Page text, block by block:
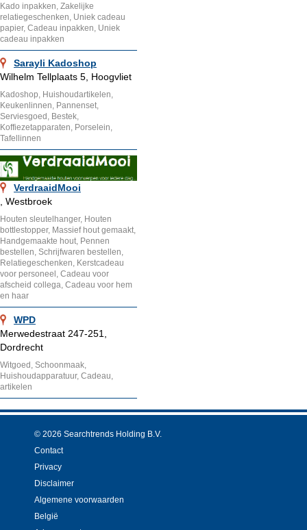
Kado inpakken, Zakelijke
relatiegeschenken, Uniek cadeau
papier, Cadeau inpakken, Uniek
cadeau inpakken
Sarayli Kadoshop
Wilhelm Tellplaats 5, Hoogvliet
Kadoshop, Huishoudartikelen,
Keukenlinnen, Pannenset,
Serviesgoed, Bestek,
Koffiezetapparaten, Porselein,
Tafellinnen
VerdraaidMooi
, Westbroek
Houten sleutelhanger, Houten
bottlestopper, Massief hout gemaakt,
Handgemaakte hout, Pennen
bestellen, Schrijfwaren bestellen,
Relatiegeschenken, Kerstcadeau
voor personeel, Cadeau voor
afscheid collega, Cadeau voor hem
en haar
WPD
Merwedestraat 247-251,
Dordrecht
Witgoed, Schoonmaak,
Huishoudapparatuur, Cadeau,
artikelen
© 2026 Searchtrends Holding B.V.
Contact
Privacy
Disclaimer
Algemene voorwaarden
België